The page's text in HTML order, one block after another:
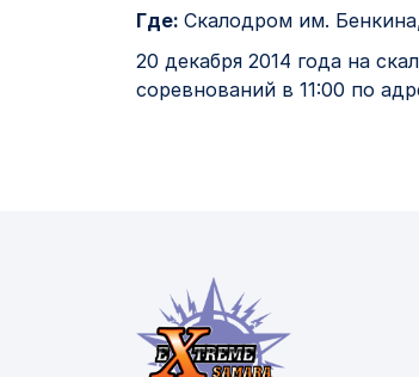
Где: Скалодром им.
20 декабря 2014 года на
соревнований в 11:00 по